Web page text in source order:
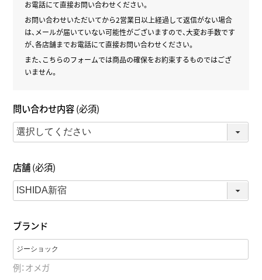
お電話にて直接お問い合わせください。
お問い合わせいただいてから2営業日以上経過して返信がない場合
は、メールが届いていない可能性がございますので、大変お手数です
が、各店舗までお電話にて直接お問い合わせください。
また、こちらのフォームでは商品の確保をお約束するものではござ
いません。
問い合わせ内容(必須)
店舗(必須)
ブランド
例：オメガ